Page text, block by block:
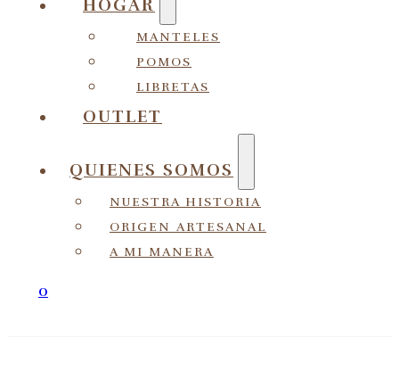
HOGAR
MANTELES
POMOS
LIBRETAS
OUTLET
QUIENES SOMOS
NUESTRA HISTORIA
ORIGEN ARTESANAL
A MI MANERA
0